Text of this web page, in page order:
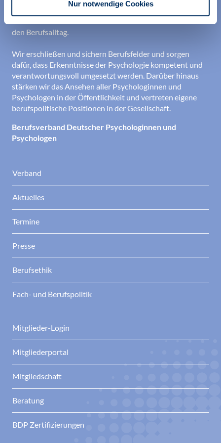
Nur notwendige Cookies
Existenz sowie durch die kontinuierliche Bereitstellung
den Berufsalltag.
Wir erschließen und sichern Berufsfelder und sorgen
dafür, dass Erkenntnisse der Psychologie kompetent und
verantwortungsvoll umgesetzt werden. Darüber hinaus
stärken wir das Ansehen aller Psychologinnen und
Psychologen in der Öffentlichkeit und vertreten eigene
berufspolitische Positionen in der Gesellschaft.
Berufsverband Deutscher Psychologinnen und
Psychologen
Verband
Aktuelles
Termine
Presse
Berufsethik
Fach- und Berufspolitik
Mitglieder-Login
Mitgliederportal
Mitgliedschaft
Beratung
BDP Zertifizierungen